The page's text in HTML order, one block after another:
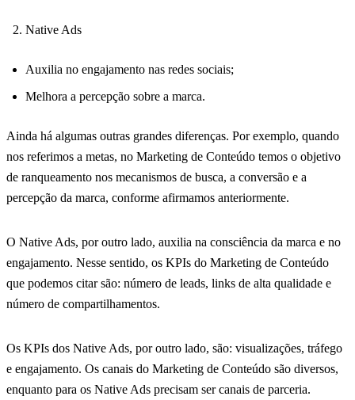
Native Ads
Auxilia no engajamento nas redes sociais;
Melhora a percepção sobre a marca.
Ainda há algumas outras grandes diferenças. Por exemplo, quando
nos referimos a metas, no Marketing de Conteúdo temos o objetivo
de ranqueamento nos mecanismos de busca, a conversão e a
percepção da marca, conforme afirmamos anteriormente.
O Native Ads, por outro lado, auxilia na consciência da marca e no
engajamento. Nesse sentido, os KPIs do Marketing de Conteúdo
que podemos citar são: número de leads, links de alta qualidade e
número de compartilhamentos.
Os KPIs dos Native Ads, por outro lado, são: visualizações, tráfego
e engajamento. Os canais do Marketing de Conteúdo são diversos,
enquanto para os Native Ads precisam ser canais de parceria.